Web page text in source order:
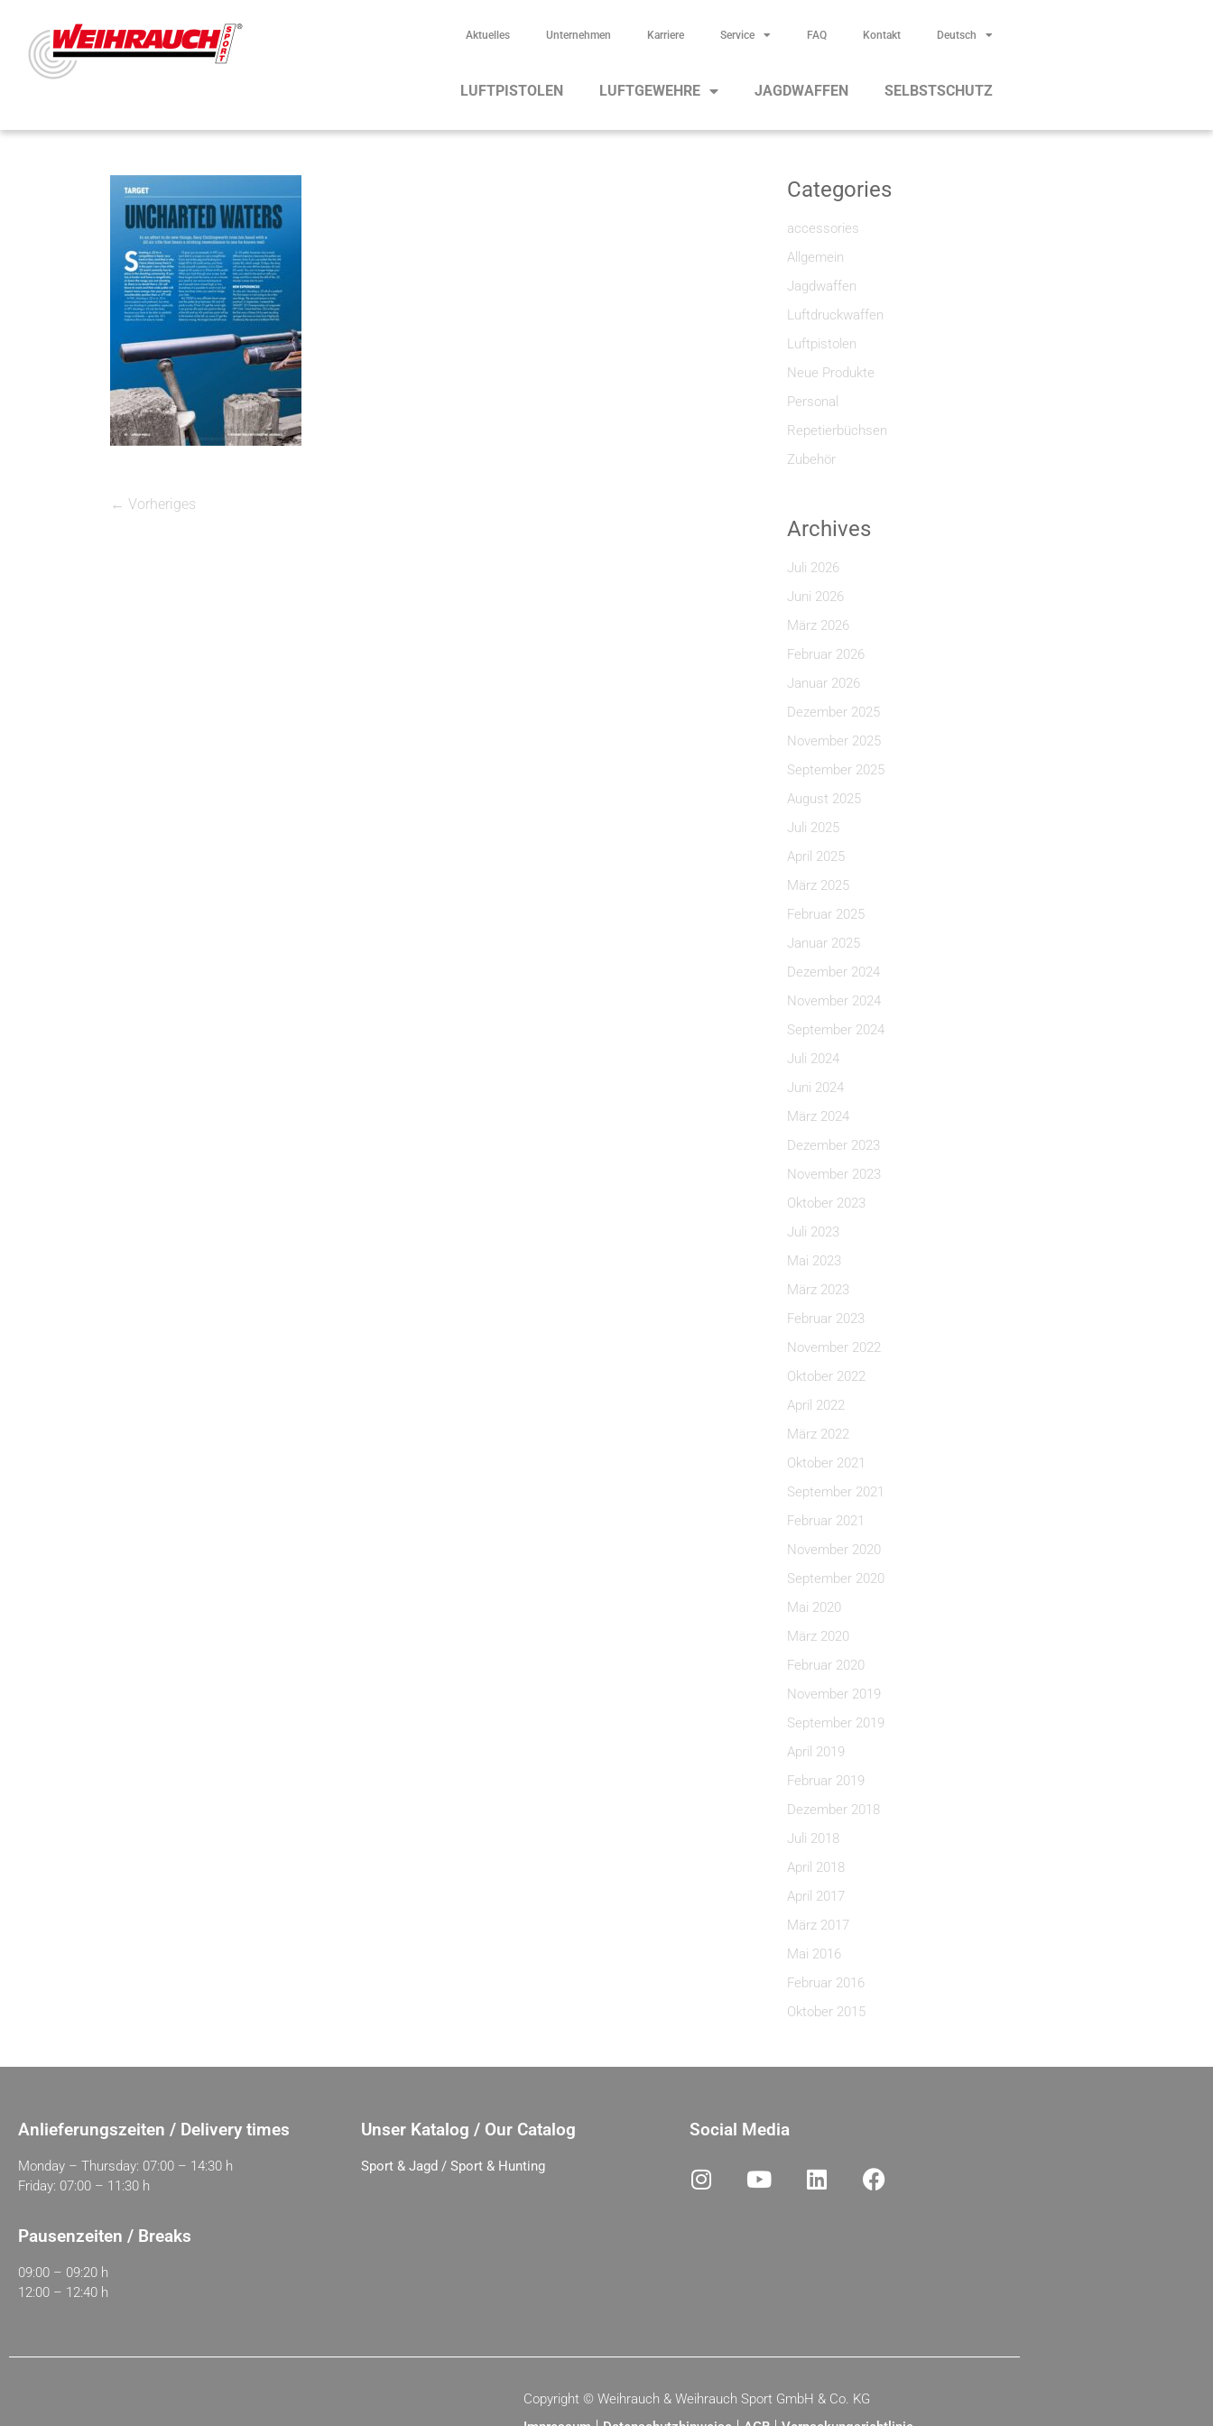
Aktuelles Unternehmen Karriere Service FAQ Kontakt Deutsch
LUFTPISTOLEN LUFTGEWEHRE JAGDWAFFEN SELBSTSCHUTZ
← Vorheriges
Categories
accessories
Allgemein
Jagdwaffen
Luftdruckwaffen
Luftpistolen
Neue Produkte
Personal
Repetierbüchsen
Zubehör
Archives
Juli 2026
Juni 2026
März 2026
Februar 2026
Januar 2026
Dezember 2025
November 2025
September 2025
August 2025
Juli 2025
April 2025
März 2025
Februar 2025
Januar 2025
Dezember 2024
November 2024
September 2024
Juli 2024
Juni 2024
März 2024
Dezember 2023
November 2023
Oktober 2023
Juli 2023
Mai 2023
März 2023
Februar 2023
November 2022
Oktober 2022
April 2022
März 2022
Oktober 2021
September 2021
Februar 2021
November 2020
September 2020
Mai 2020
März 2020
Februar 2020
November 2019
September 2019
April 2019
Februar 2019
Dezember 2018
Juli 2018
April 2018
April 2017
März 2017
Mai 2016
Februar 2016
Oktober 2015
Anlieferungszeiten / Delivery times
Monday – Thursday: 07:00 – 14:30 h
Friday: 07:00 – 11:30 h
Pausenzeiten / Breaks
09:00 – 09:20 h
12:00 – 12:40 h
Unser Katalog / Our Catalog
Sport & Jagd / Sport & Hunting
Social Media
Copyright © Weihrauch & Weihrauch Sport GmbH & Co. KG